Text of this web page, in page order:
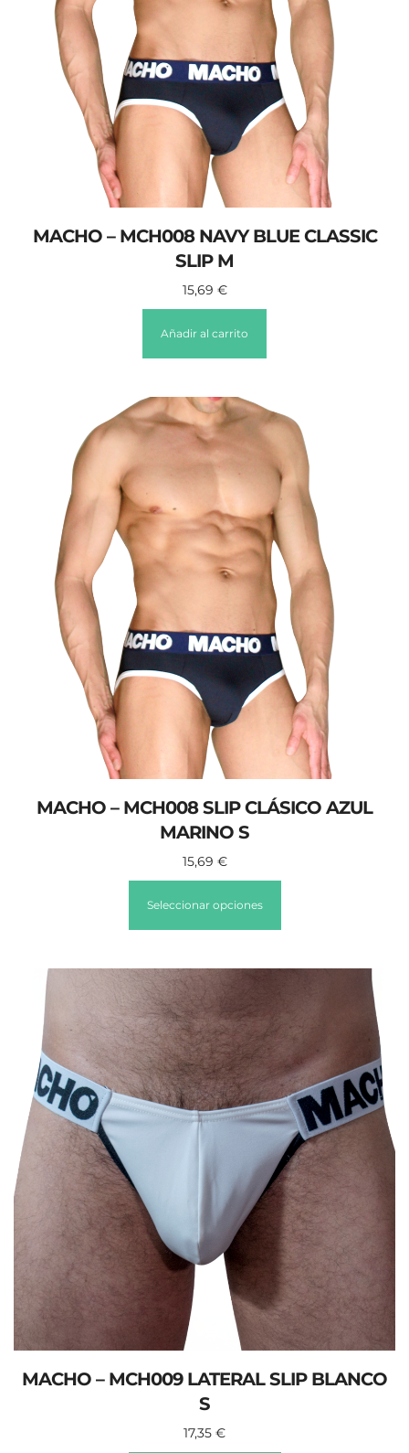
MACHO – MCH008 NAVY BLUE CLASSIC
SLIP M
15,69 €
Añadir al carrito
MACHO – MCH008 SLIP CLÁSICO AZUL
MARINO S
15,69 €
Seleccionar opciones
MACHO – MCH009 LATERAL SLIP BLANCO
S
17,35 €